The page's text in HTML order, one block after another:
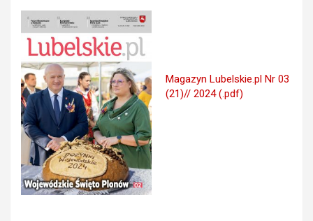
Magazyn Lubelskie.pl Nr 03
(21)// 2024 (.pdf)